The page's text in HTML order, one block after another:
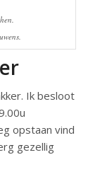
Ik besloot
opstaan vind
gezellig